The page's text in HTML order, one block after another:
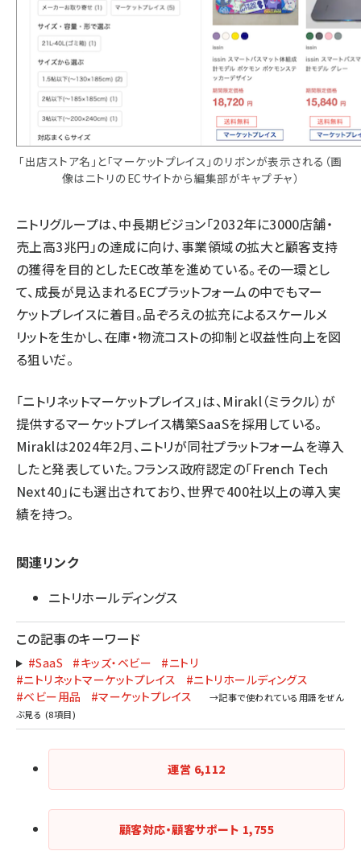
「出店ストア名」と「マーケットプレイス」のリボンが表示される（画
像はニトリのECサイトから編集部がキャプチャ）
ニトリグループは、中長期ビジョン「2032年に3000店舗・
売上高3兆円」の達成に向け、事業領域の拡大と顧客支持
の獲得を目的としたEC改革を進めている。その一環とし
て、成長が見込まれるECプラットフォームの中でもマー
ケットプレイスに着目。品ぞろえの拡充によるスケールメ
リットを生かし、在庫・物流コストの抑制と収益性向上を図
る狙いだ。
「ニトリネットマーケットプレイス」は、Mirakl（ミラクル）が
提供するマーケットプレイス構築SaaSを採用している。
Miraklは2024年2月、ニトリが同社プラットフォームを導入
したと発表していた。フランス政府認定の「French Tech
Next40」にも選出されており、世界で400社以上の導入実
績を持つ。
関連リンク
ニトリホールディングス
この記事のキーワード
#SaaS #キッズ・ベビー
#ニトリ
#ニトリネットマーケットプレイス
#ニトリホールディングス
#ベビー用品
#マーケットプレイス
運営 6,112
顧客対応・顧客サポート 1,755